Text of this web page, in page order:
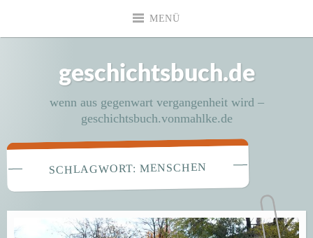
MENÜ
geschichtsbuch.de
wenn aus gegenwart vergangenheit wird –
geschichtsbuch.vonmahlke.de
SCHLAGWORT: MENSCHEN